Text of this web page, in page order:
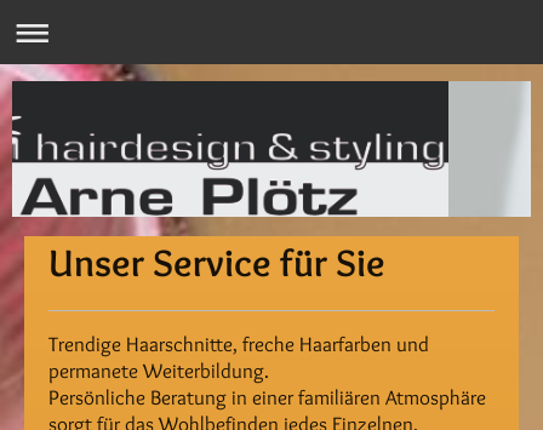
Unser Service für Sie
Trendige Haarschnitte, freche Haarfarben und
permanete Weiterbildung.
Persönliche Beratung in einer familiären Atmosphäre
sorgt für das Wohlbefinden jedes Einzelnen.